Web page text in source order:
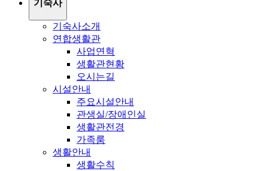
기숙사
기숙사소개
연합생활관
사업연혁
생활관현황
오시는길
시설안내
주요시설안내
관생실/장애인실
생활관전경
가족룸
생활안내
생활수칙